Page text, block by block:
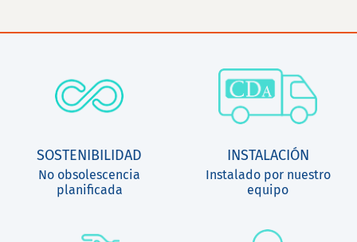
SOSTENIBILIDAD
No obsolescencia
planificada
INSTALACIÓN
Instalado por nuestro
equipo